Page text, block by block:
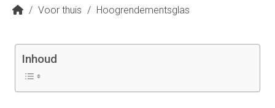
/ Voor thuis / Hoogrendementsglas
Inhoud